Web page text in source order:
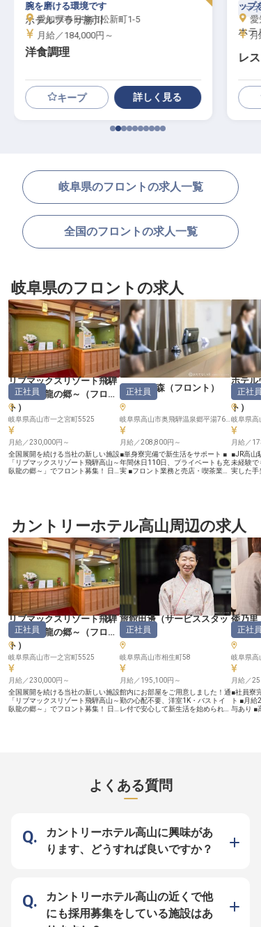
ホテルプラザ勝川
洋食調理
腕を磨ける環境です
愛知県春日井市松新町1-5
月給／184,000円～
キープ 詳しく見る
マ
ホテ
レ
ップ
愛
月
岐阜県のフロントの求人一覧
全国のフロントの求人一覧
岐阜県のフロントの求人
リブマックスリゾート飛騨
高山～臥龍の郷～
（フロン
ト ）
正社員
岐阜県高山市一之宮町5525
月給／230,000円～
全国展開を続ける当社の新しい施設
「リブマックスリゾート飛騨高山～
臥龍の郷～」でフロント募集！ 日
っくりと時間が流れる中、位山から
湧き出る鉱泉を満喫できます。ジャ
グジーやサウナもあり、満足度の高
い癒し時間をお届けしています。
◆安定企業のリブマックスグルー
プ！ ◇寮費無料！定期的な出費を
削減 ◆未経験OK。他業種からのス
タッフも多数 ◇年休120日でプラ
イベートも充実 ――安定企業なら
では！働きやすさを追求したサポー
ト体制 1998年に不動産仲介から始
め、今ではホテルやマンション、飲
食と幅広く事業を展開している「株
式会社リブマックス」。安定基盤を
もつ当社ならではの好待遇をご用意
しています。社員寮はなんと全額会
社負担（水道・光熱費のみ自己負
担）！年間休日は業界屈指の120日
のため、自分の時間を確保しつつ無
理のない働き方を実現できます。幅
広いスキルを身に付けて、充実した
昇給・昇格・キャリアアップ制度で
思う存分成長してください！
ひらゆの森 （フロント ）
正社員
月給／208,800円～
■単身寮完備で新生活をサポート ■
年間休日110日、プライベートも充
実 ■フロント業務と売店・喫茶業務
囲まれた癒しの空間を提供していま
す。 お客様が心から安らぎ、笑顔
になれるよう、温かいおもてなしの
心で日々お客様をお迎えしていま
す。 フロント業務では、お客様と
の出会いを大切にし、心地よい滞在
をサポート。 売店・喫茶業務で
は、旅の思い出に残る品々や、ほっ
と一息つける時間を提供し、お客様
の旅を彩るお手伝いをしています。
ーー【安心して長く働ける環境とキ
ャリア】 正社員として安定した雇
用のもと、月給208,800円からのス
タートで、安心してキャリアを築け
ます。 単身寮を完備しており、遠
方からのご応募や新生活を始める方
も安心して移住し、仕事に集中でき
る環境です。 年間休日110日とプラ
イベートの時間も大切にでき、心身
ともに充実した毎日を送ることが可
能です。 社会保険完備、通勤手
当、家族手当など福利厚生も充実し
ており、長く腰を据えて働きたい方
に最適な職場です。 ※2026年03月
ホテル
ショ
ト ）
正社員
岐阜県高
月給／
■JR高山
未経験で
実した手
「旅の
な場所で
ホテルの
い出に残
並みや
力をお
です。
で、お
ひ力を貸し
第一歩
研修制度
しっかり
ン・ア
きたら予
衝など、
す！ 日
で、ライ
方が可能
など福
彰制度
環境です
アを、
んか？
カントリーホテル高山周辺の求人
リブマックスリゾート飛騨
高山～臥龍の郷～
（フロン
ト ）
正社員
岐阜県高山市一之宮町5525
月給／230,000円～
全国展開を続ける当社の新しい施設
「リブマックスリゾート飛騨高山～
臥龍の郷～」でフロント募集！ 日
い癒し時間をお届けしています。
◆安定企業のリブマックスグルー
では！働きやすさを追求したサポー
ト体制 1998年に不動産仲介から始
め、今ではホテルやマンション、飲
社負担（水道・光熱費のみ自己負
担）！年間休日は業界屈指の120日
のため、自分の時間を確保しつつ無
理のない働き方を実現できます。幅
旅館田邊（サービススタッ
フ）
正社員
岐阜県高山市相生町58
月給／195,100円～
館内にお部屋をご用意しました！通
勤の心配不要、洋室1K・バストイ
レ付で安心して新生活を始められま
置する、創業七十余年の老舗旅館で
す。※この求人は2022年2月22日時
点の情報です
倭乃里
フ）
正社員
岐阜県高
月給／
■社員寮
ト ■月
与あり ■
境で成長
られる
タッフが
よくある質問
カントリーホテル高山に興味があ
ります、どうすれば良いですか？
カントリーホテル高山の近くで他
にも採用募集をしている施設はあ